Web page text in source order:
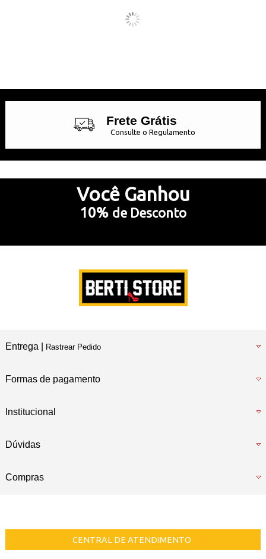
Frete Grátis
Consulte o Regulamento
no Cartão de Crédito
5% Desconto
Você Ganhou
10% de Desconto
Entrega | Rastrear Pedido
Formas de pagamento
Institucional
Dúvidas
Compras
CENTRAL DE ATENDIMENTO